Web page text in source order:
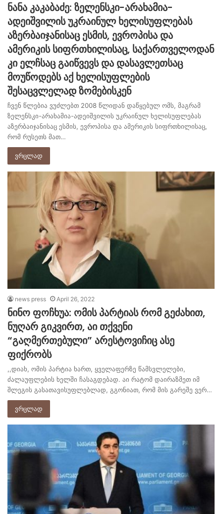
ნანა კაკაბაძე: ზელენსკი-არახამია-
ადეიშვილის უკრაინულ ხელისუფლებას
აზერბაიჯანისაც ესმის, ევროპისა და
ამერიკის სიფრთხილისაც, საქართველოდან
კი ელჩსაც გაიწვევს და დასავლეთსაც
მოუწოდებს აქ ხელისუფლების
შესაცვლელად ზომებისკენ
ჩვენ წლებია ვუძლებთ 2008 წლიდან დაწყებულ ომს, მაგრამ
ზელენსკი-არახამია-ადეიშვილის უკრაინულ ხელისუფლებას
აზერბაიჯანისაც ესმის, ევროპისა და ამერიკის სიფრთხილისაც,
რომ რუსეთს მათ…
ვრცლად
news press April 26, 2022
ნინო ფოჩხუა: ომის პარტიას რომ გეძახით,
ნუღარ გიკვირთ, აი თქვენი
“გაღმერთებული” არესტოვიჩიც ასე
ფიქრობს
,,დიახ, ომის პარტია ხართ, ყველაფერზე წამსვლელები,
ძალაუფლების ხელში ჩასაგდებად. აი რატომ დაირაზმეთ იმ
შლეგის გასათავისუფლებლად, გგონიათ, რომ მის გარეშე ვერ…
ვრცლად